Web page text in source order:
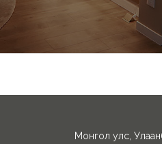
Монгол улс,